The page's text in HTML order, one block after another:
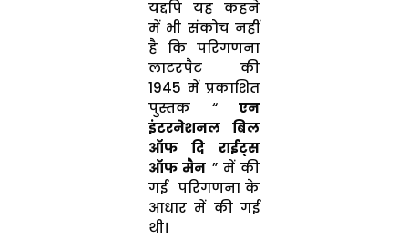
यद्दपि यह कहने
में भी संकोच नहीं
है कि परिगणना
लाटरपैट की
1945 में प्रकाशित
पुस्तक “ एन
इंटरनेशनल बिल
ऑफ दि राईट्स
ऑफ मैन ” में की
गई परिगणना के
आधार में की गई
थी।